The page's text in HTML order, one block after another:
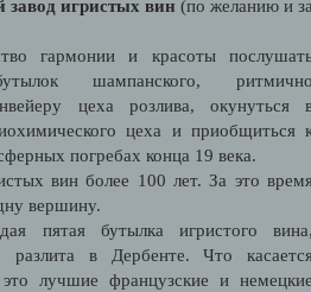
завод игристых вин (по желанию и
гармонии и красоты
шампанского,
цеха розлива, окунуться
цеха и приобщиться
погребах конца 19 века.
вин более 100 лет. За это
вершину.
пятая бутылка игристого
разлита в Дербенте. Что
лучшие французские и